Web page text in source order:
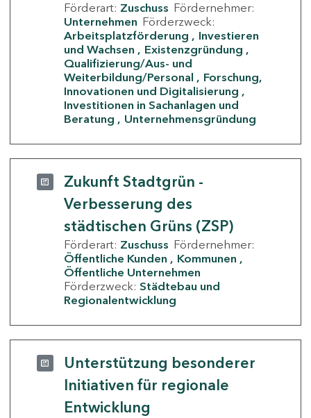
Förderart: Zuschuss Fördernehmer:
Unternehmen Förderzweck:
Arbeitsplatzförderung
Investieren
und Wachsen
Existenzgründung
Qualifizierung/Aus- und
Weiterbildung/Personal
Forschung,
Innovationen und Digitalisierung
Investitionen in Sachanlagen und
Beratung
Unternehmensgründung
Zukunft Stadtgrün -
Verbesserung des
städtischen Grüns (ZSP)
Förderart: Zuschuss Fördernehmer:
Öffentliche Kunden
Kommunen
Öffentliche Unternehmen
Förderzweck: Städtebau und
Regionalentwicklung
Unterstützung besonderer
Initiativen für regionale
Entwicklung